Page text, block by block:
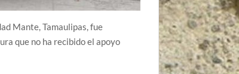
Mante, Tamaulipas, fue
que no ha recibido el apoyo